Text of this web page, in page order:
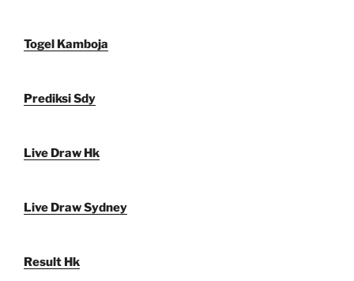
Togel Kamboja
Prediksi Sdy
Live Draw Hk
Live Draw Sydney
Result Hk